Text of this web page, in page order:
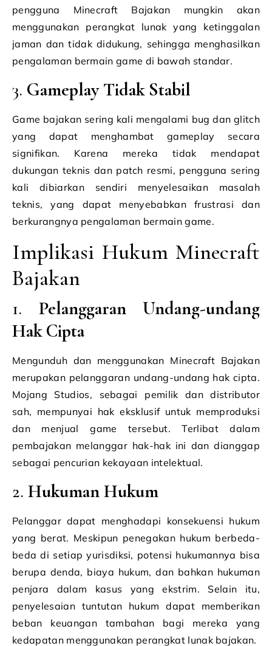
pengguna Minecraft Bajakan mungkin akan
menggunakan perangkat lunak yang ketinggalan
jaman dan tidak didukung, sehingga menghasilkan
pengalaman bermain game di bawah standar.
3. Gameplay Tidak Stabil
Game bajakan sering kali mengalami bug dan glitch
yang dapat menghambat gameplay secara
signifikan. Karena mereka tidak mendapat
dukungan teknis dan patch resmi, pengguna sering
kali dibiarkan sendiri menyelesaikan masalah
teknis, yang dapat menyebabkan frustrasi dan
berkurangnya pengalaman bermain game.
Implikasi Hukum Minecraft
Bajakan
1. Pelanggaran Undang-undang
Hak Cipta
Mengunduh dan menggunakan Minecraft Bajakan
merupakan pelanggaran undang-undang hak cipta.
Mojang Studios, sebagai pemilik dan distributor
sah, mempunyai hak eksklusif untuk memproduksi
dan menjual game tersebut. Terlibat dalam
pembajakan melanggar hak-hak ini dan dianggap
sebagai pencurian kekayaan intelektual.
2. Hukuman Hukum
Pelanggar dapat menghadapi konsekuensi hukum
yang berat. Meskipun penegakan hukum berbeda-
beda di setiap yurisdiksi, potensi hukumannya bisa
berupa denda, biaya hukum, dan bahkan hukuman
penjara dalam kasus yang ekstrim. Selain itu,
penyelesaian tuntutan hukum dapat memberikan
beban keuangan tambahan bagi mereka yang
kedapatan menggunakan perangkat lunak bajakan.